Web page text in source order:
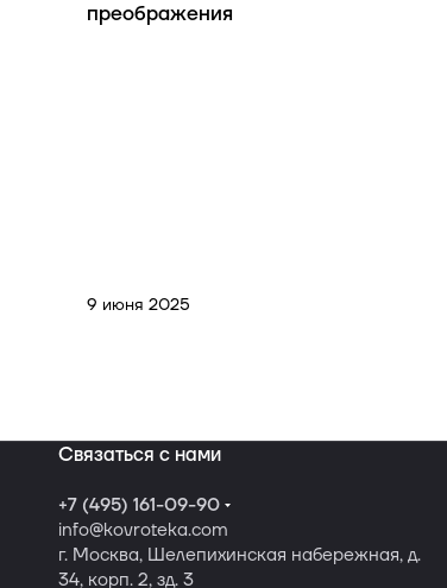
9 июня 2025
преображения
Связаться с нами
+7 (495) 161-09-90
info@kovroteka.com
г. Москва, Шелепихинская набережная, д.
34, корп. 2, зд. 3